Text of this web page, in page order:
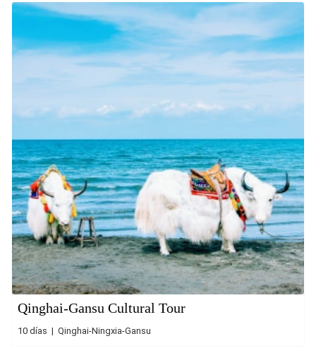
Qinghai-Gansu Cultural Tour
10 días | Qinghai-Ningxia-Gansu